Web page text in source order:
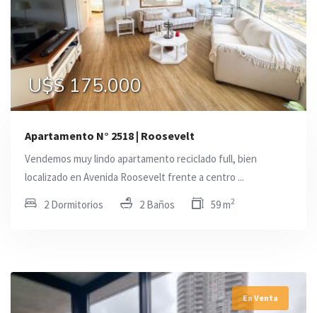
U$S 175.000
Apartamento N° 2518 | Roosevelt
Vendemos muy lindo apartamento reciclado full, bien
localizado en Avenida Roosevelt frente a centro ...
2 Dormitorios 2 Baños 59 m2
En Venta